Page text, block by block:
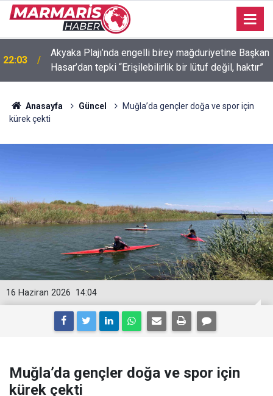
Akyaka Plajı’nda engelli birey mağduriyetine Başkan
Hasar’dan tepki “Erişilebilirlik bir lütuf değil, haktır”
21:58
İçmeler’de denize kanalizasyon aktı “Yeşilimiz gitti,
mavimiz gitmesin! ”
Anasayfa Güncel
Muğla’da gençler doğa ve spor için
kürek çekti
14:04
16 Haziran 2026
Muğla’da gençler doğa ve spor için
kürek çekti